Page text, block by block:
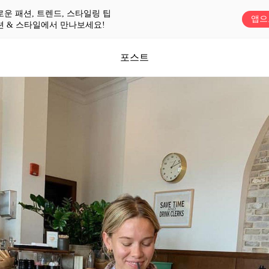
운 패션, 트렌드, 스타일링 팁
& 스타일에서 만나보세요!
앱
포스트